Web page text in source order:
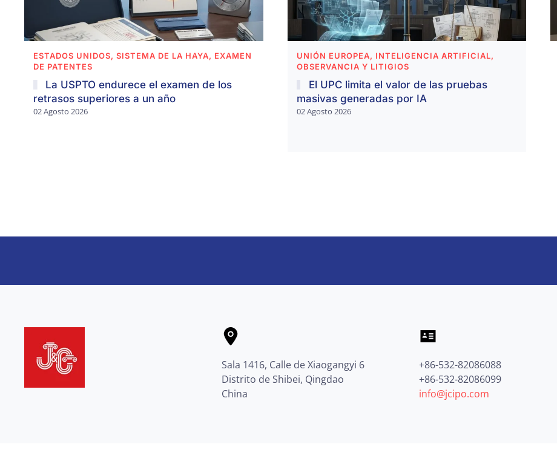
ESTADOS UNIDOS, SISTEMA DE LA HAYA, EXAMEN
DE PATENTES
La USPTO endurece el examen de los
retrasos superiores a un año
02 Agosto 2026
UNIÓN EUROPEA, INTELIGENCIA ARTIFICIAL,
OBSERVANCIA Y LITIGIOS
El UPC limita el valor de las pruebas
masivas generadas por IA
02 Agosto 2026
Sala 1416, Calle de Xiaogangyi 6
Distrito de Shibei, Qingdao
China
+86-532-82086088
+86-532-82086099
info@jcipo.com